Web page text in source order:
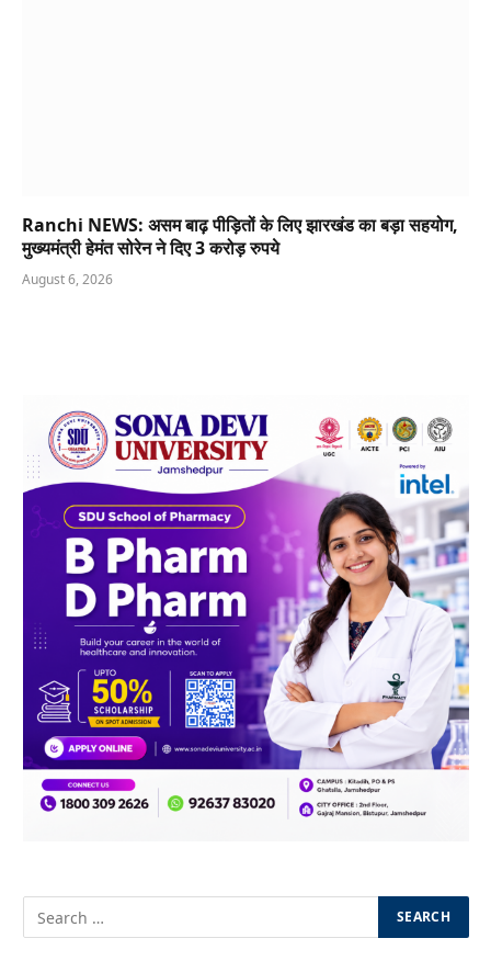
Ranchi NEWS: असम बाढ़ पीड़ितों के लिए झारखंड का बड़ा सहयोग,
मुख्यमंत्री हेमंत सोरेन ने दिए 3 करोड़ रुपये
August 6, 2026